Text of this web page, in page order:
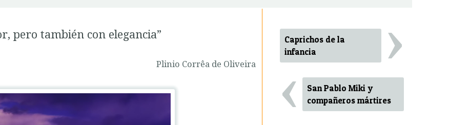
pero también con elegancia”
Plinio Corrêa de Oliveira
Caprichos de la
infancia
›
‹
San Pablo Miki y
compañeros mártires